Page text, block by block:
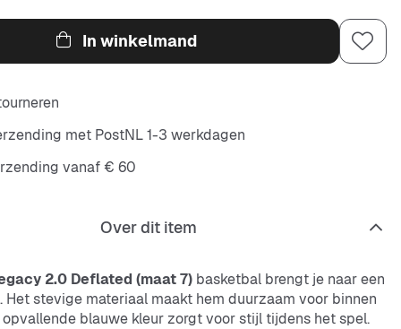
In winkelmand
met PostNL 1-3 werkdagen
vanaf € 60
Over dit item
2.0 Deflated (maat 7) basketbal brengt je naar een
Het stevige materiaal maakt hem duurzaam voor binnen
opvallende blauwe kleur zorgt voor stijl tijdens het spel.